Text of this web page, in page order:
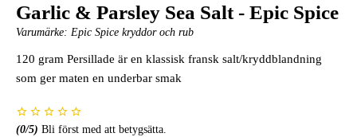
Garlic & Parsley Sea Salt - Epic Spice
Varumärke: Epic Spice kryddor och rub
120 gram Persillade är en klassisk fransk salt/kryddblandning
som ger maten en underbar smak
(0/5) Bli först med att betygsätta.